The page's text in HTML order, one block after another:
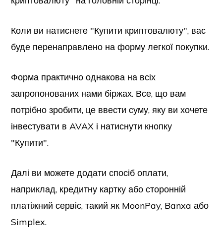
Коли ви натиснете "Купити криптовалюту", вас
буде перенаправлено на форму легкої покупки.
Форма практично однакова на всіх
запропонованих нами біржах. Все, що вам
потрібно зробити, це ввести суму, яку ви хочете
інвестувати в AVAX і натиснути кнопку
"Купити".
Далі ви можете додати спосіб оплати,
наприклад, кредитну картку або сторонній
платіжний сервіс, такий як MoonPay, Banxa або
Simplex.